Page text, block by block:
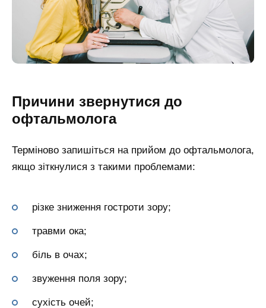
Причини звернутися до
офтальмолога
Терміново запишіться на прийом до офтальмолога,
якщо зіткнулися з такими проблемами:
різке зниження гостроти зору;
травми ока;
біль в очах;
звуження поля зору;
сухість очей;